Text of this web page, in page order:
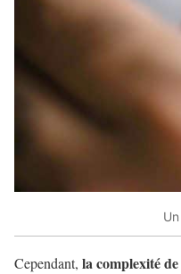
Cependant, la complexité